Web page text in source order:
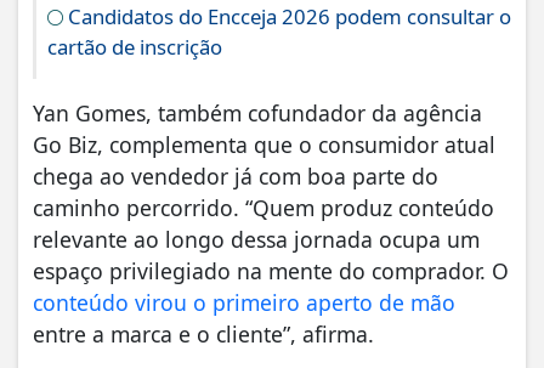
Candidatos do Encceja 2026 podem consultar o
cartão de inscrição
Yan Gomes, também cofundador da agência
Go Biz, complementa que o consumidor atual
chega ao vendedor já com boa parte do
caminho percorrido. “Quem produz conteúdo
relevante ao longo dessa jornada ocupa um
espaço privilegiado na mente do comprador. O
conteúdo virou o primeiro aperto de mão
entre a marca e o cliente”, afirma.